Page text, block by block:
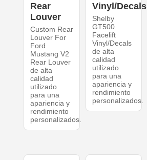
Rear
Louver
Custom Rear
Louver For
Ford
Mustang V2
Rear Louver
de alta
calidad
utilizado
para una
apariencia y
rendimiento
personalizados.
Vinyl/Decals
Shelby
GT500
Facelift
Vinyl/Decals
de alta
calidad
utilizado
para una
apariencia y
rendimiento
personalizados.